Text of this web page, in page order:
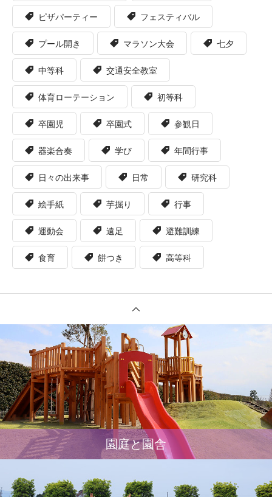
ピザパーティー フェスティバル
プール開き マラソン大会 七夕
中等科 交通安全教室
体育ローテーション 初等科
卒園児 卒園式 参観日
器楽合奏 学び 年間行事
日々の出来事 日常 研究科
絵手紙 芋掘り 行事
運動会 遠足 避難訓練
食育 餅つき 高等科
園庭と園舎